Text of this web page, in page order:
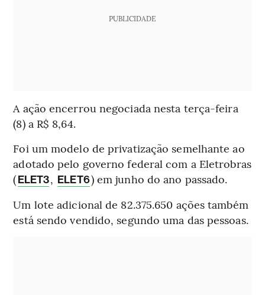
PUBLICIDADE
A ação encerrou negociada nesta terça-feira
(8) a R$ 8,64.
Foi um modelo de privatização semelhante ao
adotado pelo governo federal com a Eletrobras
(ELET3, ELET6) em junho do ano passado.
Um lote adicional de 82.375.650 ações também
está sendo vendido, segundo uma das pessoas.